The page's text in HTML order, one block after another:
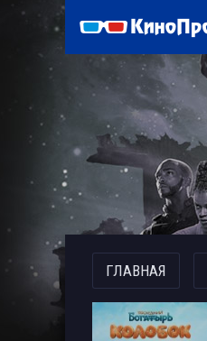
ГЛАВНАЯ